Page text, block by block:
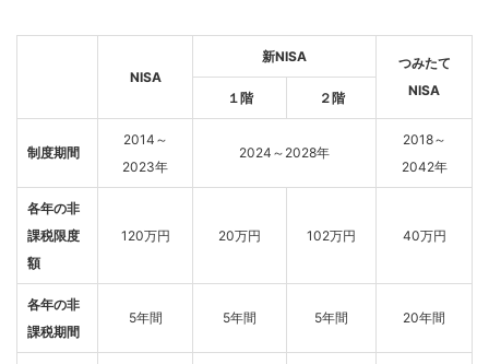
NISA
新NISA
つみたて
NISA
１階 ２階
制度期間
2014～
2023年
2024～2028年
2018～
2042年
各年の非
課税限度
額
120万円 20万円 102万円 40万円
各年の非
課税期間
5年間 5年間 5年間 20年間